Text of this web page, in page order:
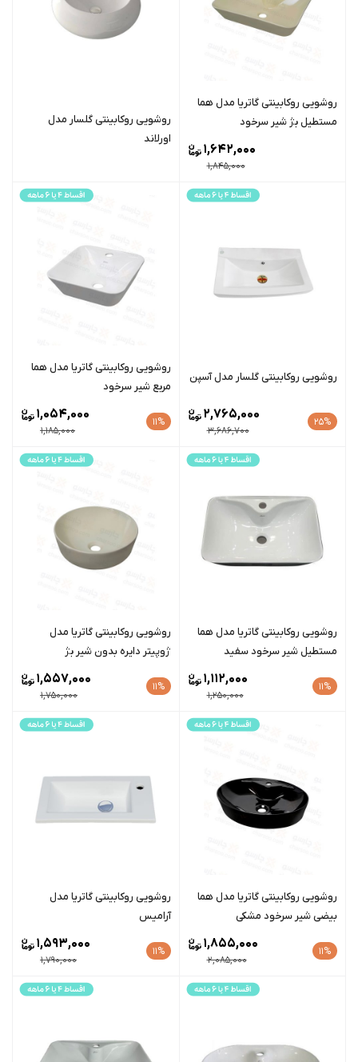
روشویی روکابینتی گاتریا مدل هما
مستطیل بژ شیر سرخود
1,845,000
1,642,000
روشویی روکابینتی گلسار مدل
اورلاند
روشویی روکابینتی گلسار مدل آسپن
25%
3,686,700
2,765,000
روشویی روکابینتی گاتریا مدل هما
مربع شیر سرخود
11%
1,185,000
1,054,000
روشویی روکابینتی گاتریا مدل هما
مستطیل شیر سرخود سفید
11%
1,250,000
1,112,000
روشویی روکابینتی گاتریا مدل
ژوپیتر دایره بدون شیر بژ
11%
1,750,000
1,557,000
روشویی روکابینتی گاتریا مدل هما
بیضی شیر سرخود مشکی
11%
2,085,000
1,855,000
روشویی روکابینتی گاتریا مدل
آرامیس
11%
1,790,000
1,593,000